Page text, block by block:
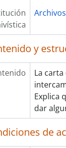
y
La
Explica
dar
de